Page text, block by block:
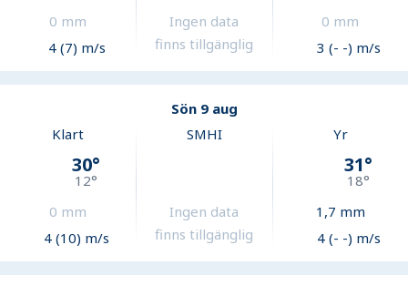
0 mm
4 (7) m/s
Ingen data
finns tillgänglig
0 mm
3 (- -) m/s
Sön 9 aug
Klart
30°
12°
0 mm
4 (10) m/s
SMHI
Ingen data
finns tillgänglig
Yr
31°
18°
1,7 mm
4 (- -) m/s